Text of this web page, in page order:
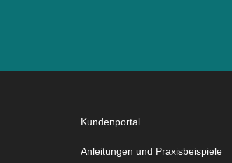
Kundenportal
Anleitungen und Praxisbeispiele